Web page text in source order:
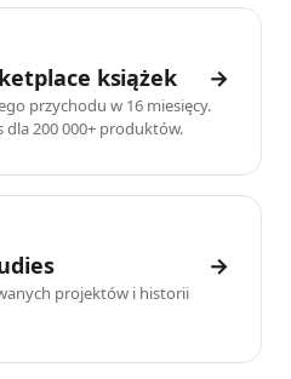
książek →
przychodu w 16 miesięcy.
200 000+ produktów.
→
projektów i historii